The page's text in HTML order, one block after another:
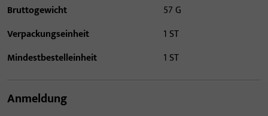
Bruttogewicht
57 G
Verpackungseinheit
1 ST
Mindestbestelleinheit
1 ST
Anmeldung